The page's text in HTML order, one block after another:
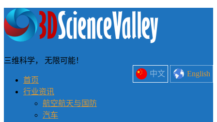
中文 English
三维科学， 无限可能！
首页
行业资讯
航空航天与国防
汽车